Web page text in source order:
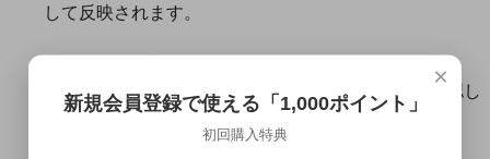
して反映されます。
納期をご案内し、お客様からご了承のご返信を確認し
た時点で、確定ポイントとして反映されます。
×
新規会員登録で使える「1,000ポイント」
初回購入特典